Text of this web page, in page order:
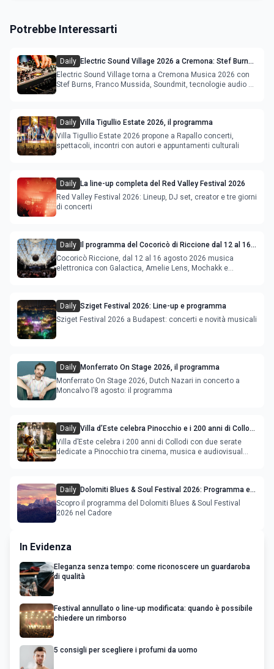
Potrebbe Interessarti
Daily Electric Sound Village 2026 a Cremona: Stef Burns,
Soundmit e Young Band Contest, il programma
Electric Sound Village torna a Cremona Musica 2026 con
Stef Burns, Franco Mussida, Soundmit, tecnologie audio e
Daily Villa Tigullio Estate 2026, il programma
Villa Tigullio Estate 2026 propone a Rapallo concerti,
spettacoli, incontri con autori e appuntamenti culturali
Daily La line-up completa del Red Valley Festival 2026
Red Valley Festival 2026: Lineup, DJ set, creator e tre giorni
di concerti
Daily
Il programma del Cocoricò di Riccione dal 12 al 16
agosto 2026
Cocoricò Riccione, dal 12 al 16 agosto 2026 musica
elettronica con Galactica, Amelie Lens, Mochakk e
Daily Sziget Festival 2026: Line-up e programma
Sziget Festival 2026 a Budapest: concerti e novità musicali
Daily Monferrato On Stage 2026, il programma
Monferrato On Stage 2026, Dutch Nazari in concerto a
Moncalvo l’8 agosto: il programma
Daily Villa d’Este celebra Pinocchio e i 200 anni di Collodi
con cinema, musica e audiovisual mapping
Villa d’Este celebra i 200 anni di Collodi con due serate
dedicate a Pinocchio tra cinema, musica e audiovisual
Daily Dolomiti Blues & Soul Festival 2026: Programma e
Location nel Cadore
Scopro il programma del Dolomiti Blues & Soul Festival
2026 nel Cadore
In Evidenza
Eleganza senza tempo: come riconoscere un guardaroba
di qualità
Festival annullato o line-up modificata: quando è possibile
chiedere un rimborso
5 consigli per scegliere i profumi da uomo